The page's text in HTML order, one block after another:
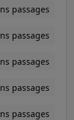
passages
passages
passages
passages
passages